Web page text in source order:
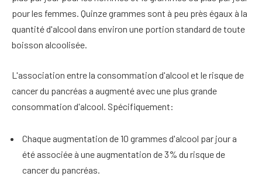
pour les femmes. Quinze grammes sont à peu près égaux à la
quantité d'alcool dans environ une portion standard de toute
boisson alcoolisée.
L'association entre la consommation d'alcool et le risque de
cancer du pancréas a augmenté avec une plus grande
consommation d'alcool. Spécifiquement:
Chaque augmentation de 10 grammes d'alcool par jour a
été associée à une augmentation de 3% du risque de
cancer du pancréas.